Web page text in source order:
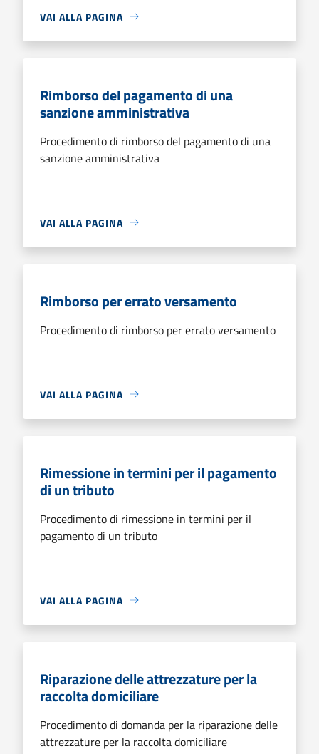
VAI ALLA PAGINA
Rimborso del pagamento di una
sanzione amministrativa
Procedimento di rimborso del pagamento di una
sanzione amministrativa
VAI ALLA PAGINA
Rimborso per errato versamento
Procedimento di rimborso per errato versamento
VAI ALLA PAGINA
Rimessione in termini per il pagamento
di un tributo
Procedimento di rimessione in termini per il
pagamento di un tributo
VAI ALLA PAGINA
Riparazione delle attrezzature per la
raccolta domiciliare
Procedimento di domanda per la riparazione delle
attrezzature per la raccolta domiciliare